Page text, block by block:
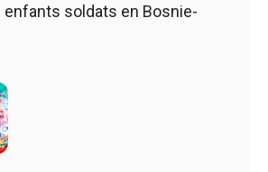
enfants soldats en Bosnie-